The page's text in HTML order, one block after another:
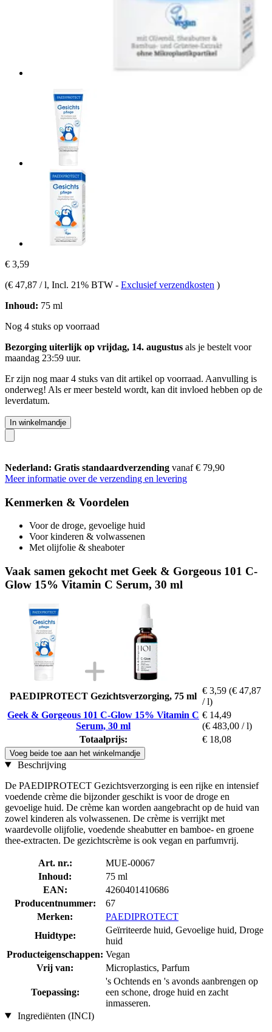
€ 3,59
(€ 47,87 / l, Incl. 21% BTW - Exclusief verzendkosten )
Inhoud: 75 ml
Nog 4 stuks op voorraad
Bezorging uiterlijk op vrijdag, 14. augustus als je bestelt voor
maandag 23:59 uur.
Er zijn nog maar 4 stuks van dit artikel op voorraad. Aanvulling is
onderweg! Als er meer besteld wordt, kan dit invloed hebben op de
leverdatum.
In winkelmandje
Nederland: Gratis standaardverzending vanaf € 79,90
Meer informatie over de verzending en levering
Kenmerken & Voordelen
Voor de droge, gevoelige huid
Voor kinderen & volwassenen
Met olijfolie & sheaboter
Vaak samen gekocht met Geek & Gorgeous 101 C-
Glow 15% Vitamin C Serum, 30 ml
PAEDIPROTECT Gezichtsverzorging, 75 ml
€ 3,59 (€ 47,87
/ l)
Geek & Gorgeous 101 C-Glow 15% Vitamin C
Serum, 30 ml
€ 14,49
(€ 483,00 / l)
Totaalprijs:
€ 18,08
Voeg beide toe aan het winkelmandje
Beschrijving
De PAEDIPROTECT Gezichtsverzorging is een rijke en intensief
voedende crème die bijzonder geschikt is voor de droge en
gevoelige huid. De crème kan worden aangebracht op de huid van
zowel kinderen als volwassenen. De crème is verrijkt met
waardevolle olijfolie, voedende sheabutter en bamboe- en groene
thee-extracten. De gezichtscrème is ook vegan en parfumvrij.
Art. nr.:
MUE-00067
Inhoud:
75 ml
EAN:
4260401410686
Producentnummer:
67
Merken:
PAEDIPROTECT
Huidtype:
Geïrriteerde huid, Gevoelige huid, Droge
huid
Producteigenschappen: Vegan
Vrij van:
Microplastics, Parfum
Toepassing:
's Ochtends en 's avonds aanbrengen op
een schone, droge huid en zacht
inmasseren.
Ingrediënten (INCI)